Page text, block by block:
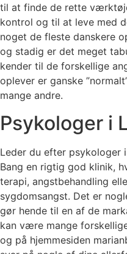
til at finde de rette
kontrol og til at leve med
noget de fleste danskere
og stadig er det meget
kender til de forskellige
oplever er ganske
mange andre.
Psykologer i
Leder du efter psykologer
Bang en rigtig god klinik,
terapi, angstbehandling
sygdomsangst. Det er
gør hende til en af de
kan være mange
og på hjemmesiden